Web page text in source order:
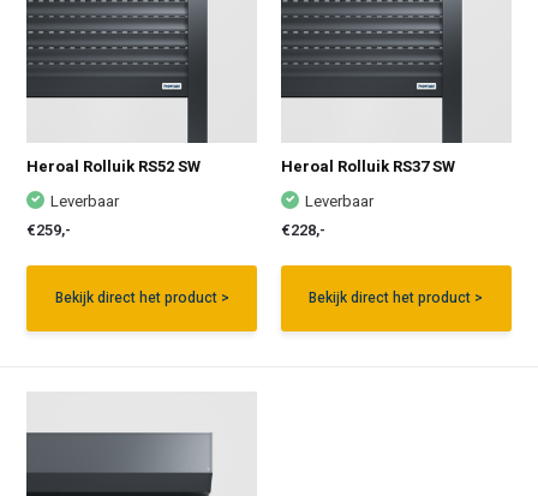
Heroal Rolluik RS52 SW
Leverbaar
€259,-
Bekijk direct het product >
Heroal Rolluik RS37 SW
Leverbaar
€228,-
Bekijk direct het product >